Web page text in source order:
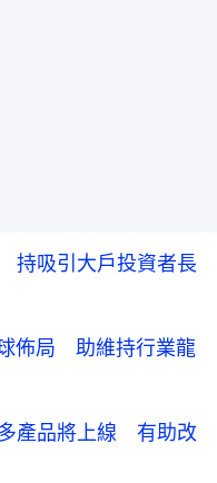
吸引大戶投資者長
佈局 助維持行業龍
產品將上線 有助改